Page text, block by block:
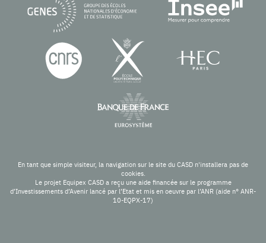
En tant que simple visiteur, la navigation sur le site du CASD n'installera pas de
cookies.
Le projet Equipex CASD a reçu une aide financée sur le programme
d’Investissements d’Avenir lancé par l’Etat et mis en oeuvre par l’ANR (aide n° ANR-
10-EQPX-17)